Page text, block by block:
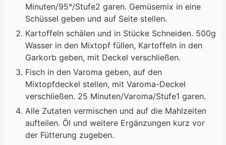
Minuten/95°/Stufe2 garen. Gemüsemix in eine
Schüssel geben und auf Seite stellen.
Kartoffeln schälen und in Stücke Schneiden. 500g
Wasser in den Mixtopf füllen, Kartoffeln in den
Garkorb geben, mit Deckel verschließen.
Fisch in den Varoma geben, auf den
Mixtopfdeckel stellen, mit Varoma-Deckel
verschließen. 25 Minuten/Varoma/Stufe1 garen.
Alle Zutaten vermischen und auf die Mahlzeiten
aufteilen. Öl und weitere Ergänzungen kurz vor
der Fütterung zugeben.